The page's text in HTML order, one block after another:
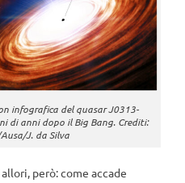
infografica del quasar J0313-
di anni dopo il Big Bang. Crediti:
J. da Silva
però: come accade